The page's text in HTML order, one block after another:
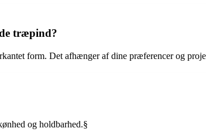
træpind?
form. Det afhænger af dine præferencer og
og holdbarhed.§